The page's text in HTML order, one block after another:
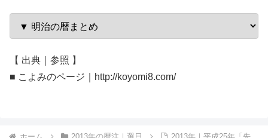
【 出典｜参照 】
■ こよみのページ｜http://koyomi8.com/